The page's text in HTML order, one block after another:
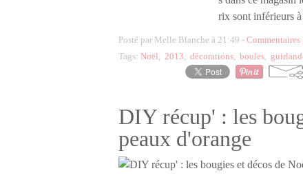
rix sont inférieurs
Posté par Melle Blanche à 21:49 - Commentaires
Tags: Noël, 2013, décorations, boules,
DIY récup' : les
peaux d'orange